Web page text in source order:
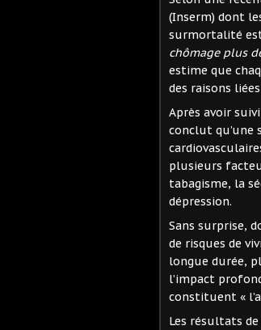
(Inserm) dont
surmortalité est
chômage plus
estime que
des raisons
Après avoir
conclut qu’une
plusieurs
tabagisme, la
dépression.
Sans surprise,
de risques de
longue durée,
l’impact
constituent «
Les résultats